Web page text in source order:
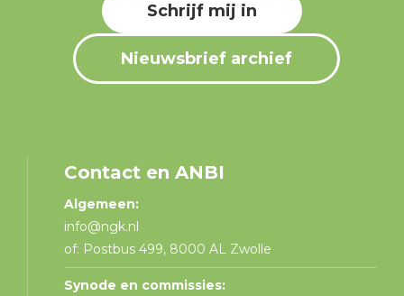
Schrijf mij in
Nieuwsbrief archief
Contact en ANBI
Algemeen:
info@ngk.nl
of: Postbus 499, 8000 AL Zwolle
Synode en commissies: